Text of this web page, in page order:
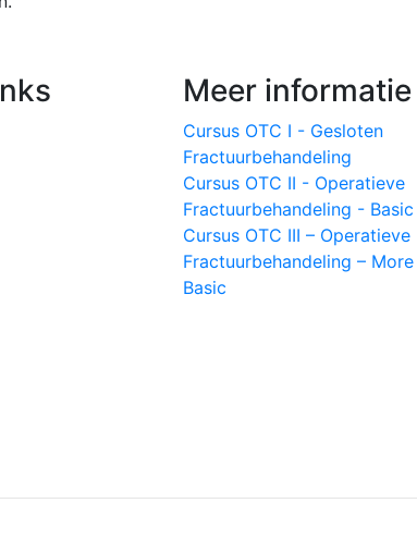
Meer informatie
Cursus OTC I - Gesloten
Fractuurbehandeling
Cursus OTC II - Operatieve
Fractuurbehandeling - Basic
Cursus OTC III – Operatieve
Fractuurbehandeling –
Basic